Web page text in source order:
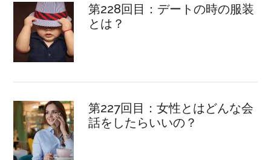
第228回目：デートの時の服装
とは？
第227回目：女性とはどんな会
話をしたらいいの？